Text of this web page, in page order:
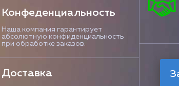
Конфеденциальность
Наша компания гарантирует
абсолютную конфиденциальность
при обработке заказов.
Доставка